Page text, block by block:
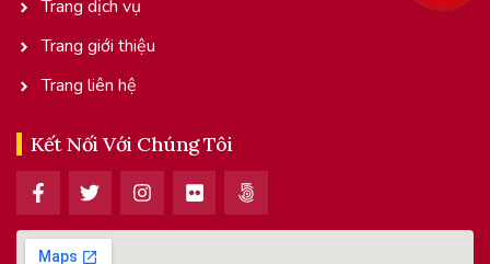
Trang dịch vụ
Trang giới thiệu
Trang liên hệ
Kết Nối Với Chúng Tôi